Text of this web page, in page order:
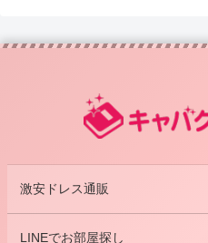
激安ドレス通販
LINEでお部屋探し